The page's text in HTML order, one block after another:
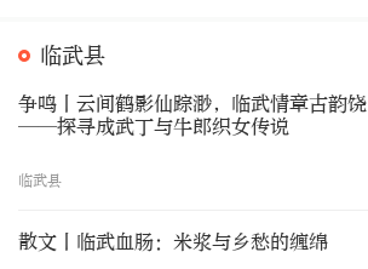
临武县
争鸣丨云间鹤影仙踪渺，临武情章古韵饶
——探寻成武丁与牛郎织女传说
临武县
散文丨临武血肠：米浆与乡愁的缠绵